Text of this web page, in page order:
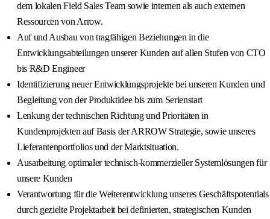
dem lokalen Field Sales Team sowie internen als auch externen
Ressourcen von Arrow.
Auf und Ausbau von tragfähigen Beziehungen in die
Entwicklungsabteilungen unserer Kunden auf allen Stufen von CTO
bis R&D Engineer
Identifizierung neuer Entwicklungsprojekte bei unseren Kunden und
Begleitung von der Produktidee bis zum Serienstart
Lenkung der technischen Richtung und Prioritäten in
Kundenprojekten auf Basis der ARROW Strategie, sowie unseres
Lieferantenportfolios und der Marktsituation.
Ausarbeitung optimaler technisch-kommerzieller Systemlösungen für
unsere Kunden
Verantwortung für die Weiterentwicklung unseres Geschäftspotentials
durch gezielte Projektarbeit bei definierten, strategischen Kunden